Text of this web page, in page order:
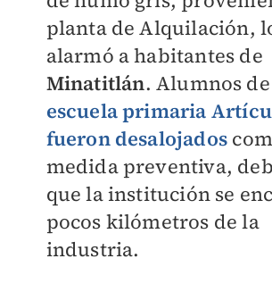
planta de Alquilación,
alarmó a habitantes de
Minatitlán. Alumnos
escuela primaria
fueron desalojados
medida preventiva,
que la institución se
pocos kilómetros de la
industria.